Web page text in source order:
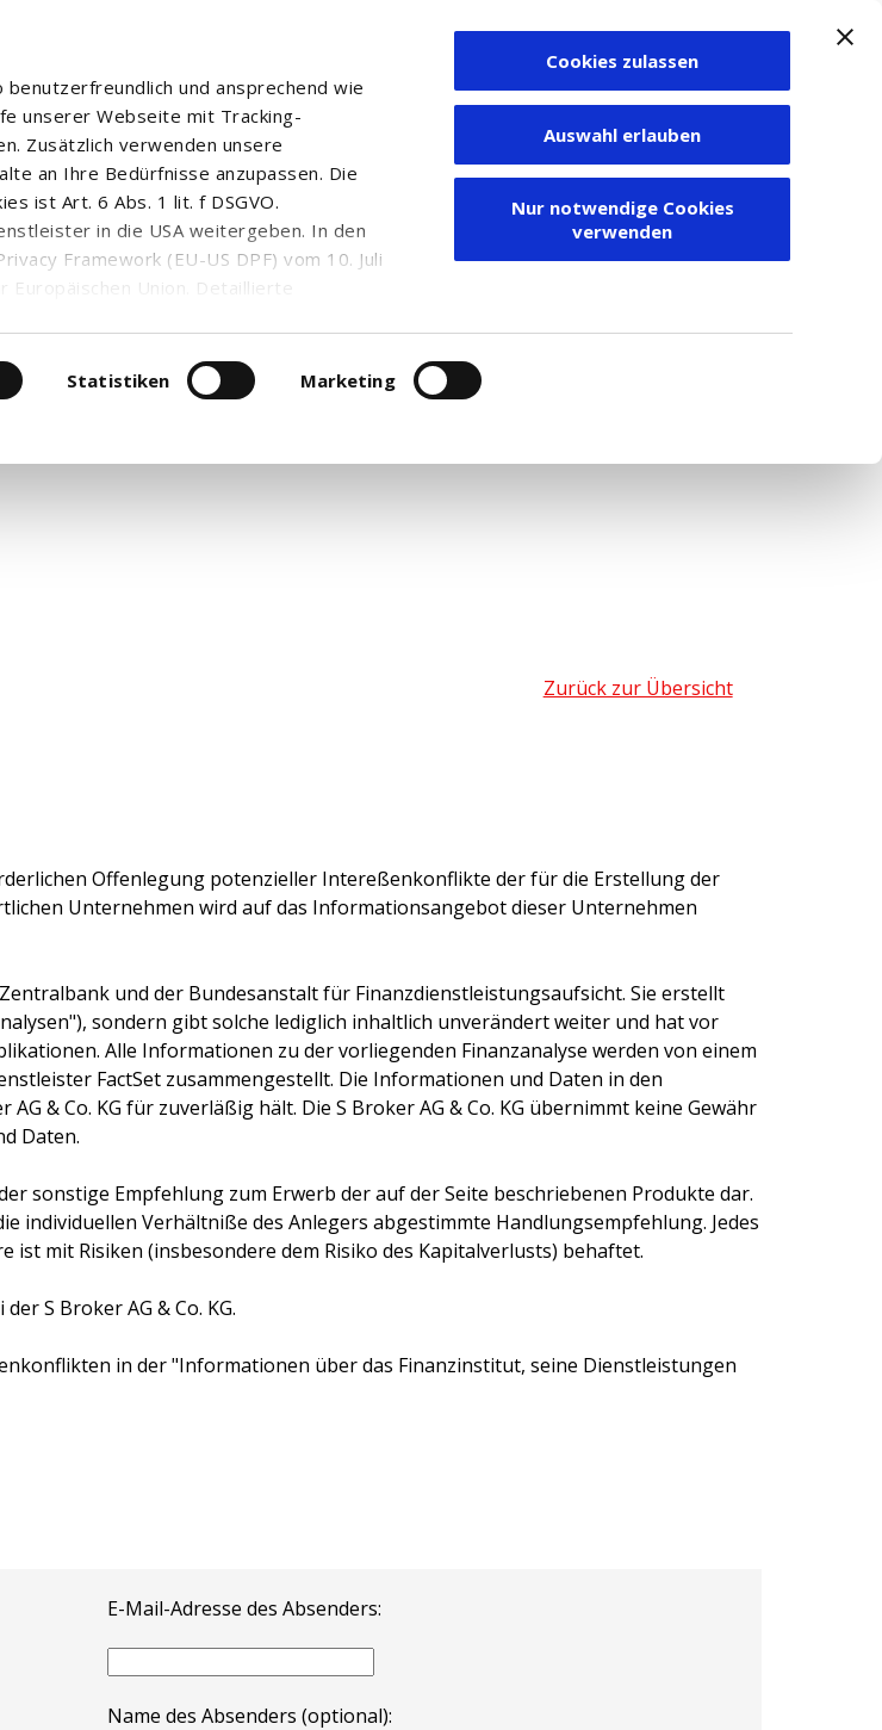
und ansprechend wie
unserer Webseite mit Tracking-
Zusätzlich verwenden unsere
an Ihre Bedürfnisse anzupassen. Die
ist Art. 6 Abs. 1 lit. f DSGVO.
in die USA weitergeben. In den
Framework (EU-US DPF) vom 10. Juli
Union. Detaillierte
. Dort können Sie Ihre
Statistiken
Marketing
Cookies zulassen
Auswahl erlauben
Nur notwendige Cookies
verwenden
Zum Depot
Zurück zur Übersicht
Offenlegung potenzieller Intereßenkonflikte der für die Erstellung der
Unternehmen wird auf das Informationsangebot dieser Unternehmen
und der Bundesanstalt für Finanzdienstleistungsaufsicht. Sie erstellt
sondern gibt solche lediglich inhaltlich unverändert weiter und hat vor
Alle Informationen zu der vorliegenden Finanzanalyse werden von einem
FactSet zusammengestellt. Die Informationen und Daten in den
AG & Co. KG für zuverläßig hält. Die S Broker AG & Co. KG übernimmt keine Gewähr
Daten.
sonstige Empfehlung zum Erwerb der auf der Seite beschriebenen Produkte dar.
individuellen Verhältniße des Anlegers abgestimmte Handlungsempfehlung. Jedes
mit Risiken (insbesondere dem Risiko des Kapitalverlusts) behaftet.
derS Broker AG & Co. KG.
in der "Informationen über das Finanzinstitut, seine Dienstleistungen
E-Mail-Adresse des Absenders:
Name des Absenders (optional):